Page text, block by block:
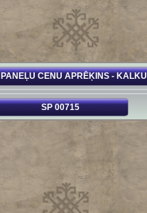
PANEĻU CENU APRĒĶINS -
SP 00715